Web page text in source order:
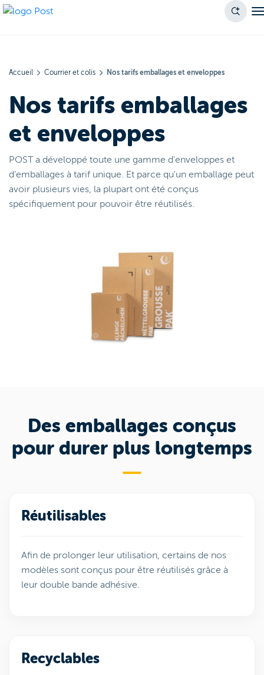
Accueil Courrier et colis Nos tarifs emballages et enveloppes
Nos tarifs emballages
et enveloppes
POST a développé toute une gamme d'enveloppes et
d’emballages à tarif unique. Et parce qu'un emballage peut
avoir plusieurs vies, la plupart ont été conçus
spécifiquement pour pouvoir être réutilisés.
Des emballages conçus
pour durer plus longtemps
Réutilisables
Afin de prolonger leur utilisation, certains de nos
modèles sont conçus pour être réutilisés grâce à
leur double bande adhésive.
Recyclables